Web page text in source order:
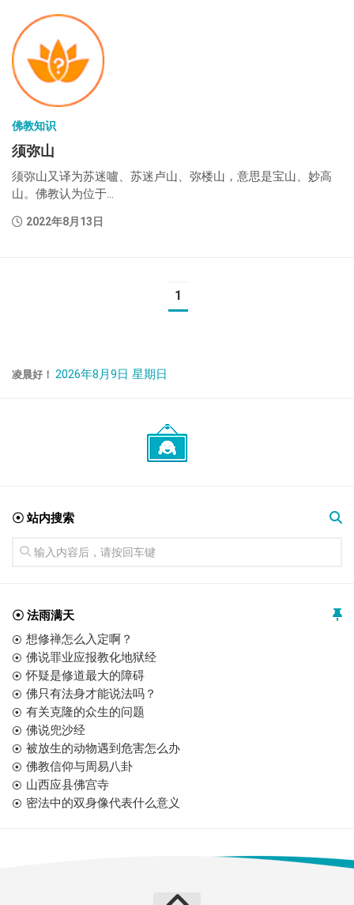
佛教知识
须弥山
须弥山又译为苏迷嚧、苏迷卢山、弥楼山，意思是宝山、妙高
山。佛教认为位于...
2022年8月13日
1
凌晨好！ 2026年8月9日 星期日
☉ 站内搜索
☉ 法雨满天
想修禅怎么入定啊？
佛说罪业应报教化地狱经
怀疑是修道最大的障碍
佛只有法身才能说法吗？
有关克隆的众生的问题
佛说兜沙经
被放生的动物遇到危害怎么办
佛教信仰与周易八卦
山西应县佛宫寺
密法中的双身像代表什么意义